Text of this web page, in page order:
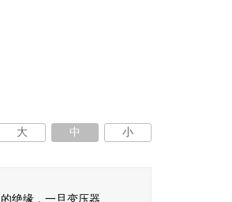
大 中 小
绝缘，一旦变压器